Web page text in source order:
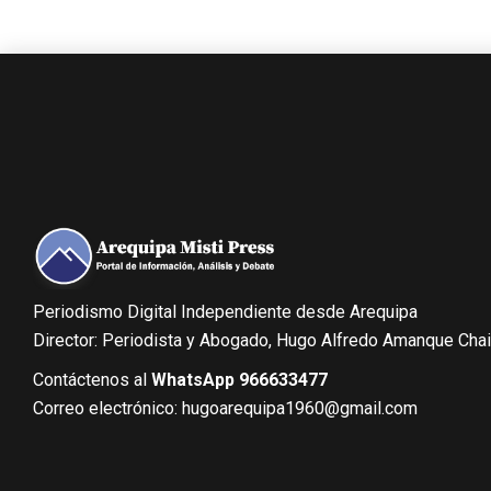
Periodismo Digital Independiente desde Arequipa
Director: Periodista y Abogado, Hugo Alfredo Amanque
Contáctenos al WhatsApp 966633477
Correo electrónico: hugoarequipa1960@gmail.com